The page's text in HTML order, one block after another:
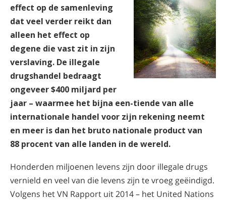
Zweeds
Chinees
Arabisch
Nepalees
Oekraïens
Turks
Alle regio’s/talen
effect op de samenleving
dat veel verder reikt dan
alleen het effect op
degene die vast zit in zijn
verslaving. De illegale
drugshandel bedraagt
ongeveer $400 miljard per
jaar – waarmee het bijna een-tiende van alle
internationale handel voor zijn rekening neemt
en meer is dan het bruto nationale product van
88 procent van alle landen in de wereld.
Honderden miljoenen levens zijn door illegale drugs
vernield en veel van die levens zijn te vroeg geëindigd.
Volgens het VN Rapport uit 2014 – het United Nations